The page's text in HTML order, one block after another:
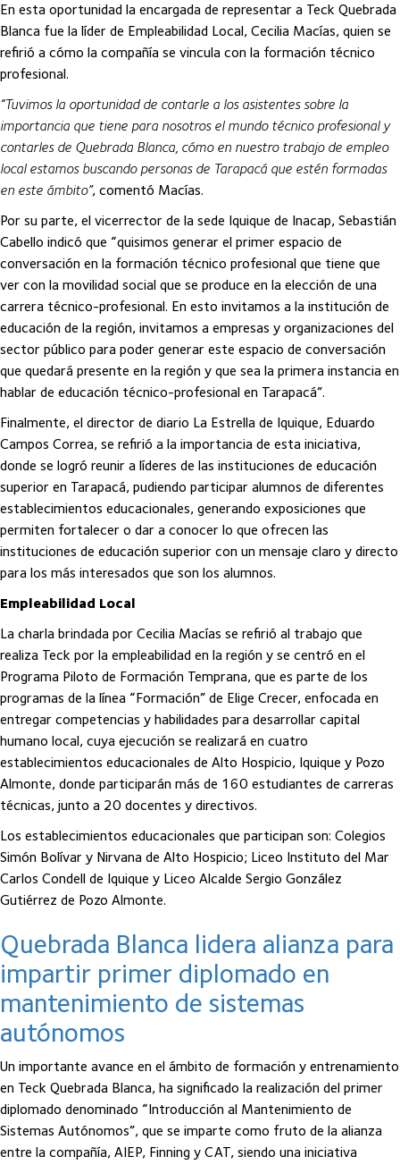
En esta oportunidad la encargada de representar a Teck Quebrada
Blanca fue la líder de Empleabilidad Local, Cecilia Macías, quien se
refirió a cómo la compañía se vincula con la formación técnico
profesional.
“Tuvimos la oportunidad de contarle a los asistentes sobre la
importancia que tiene para nosotros el mundo técnico profesional y
contarles de Quebrada Blanca, cómo en nuestro trabajo de empleo
local estamos buscando personas de Tarapacá que estén formadas
en este ámbito”, comentó Macías.
Por su parte, el vicerrector de la sede Iquique de Inacap, Sebastián
Cabello indicó que “quisimos generar el primer espacio de
conversación en la formación técnico profesional que tiene que
ver con la movilidad social que se produce en la elección de una
carrera técnico-profesional. En esto invitamos a la institución de
educación de la región, invitamos a empresas y organizaciones del
sector público para poder generar este espacio de conversación
que quedará presente en la región y que sea la primera instancia en
hablar de educación técnico-profesional en Tarapacá”.
Finalmente, el director de diario La Estrella de Iquique, Eduardo
Campos Correa, se refirió a la importancia de esta iniciativa,
donde se logró reunir a líderes de las instituciones de educación
superior en Tarapacá, pudiendo participar alumnos de diferentes
establecimientos educacionales, generando exposiciones que
permiten fortalecer o dar a conocer lo que ofrecen las
instituciones de educación superior con un mensaje claro y directo
para los más interesados que son los alumnos.
Empleabilidad Local
La charla brindada por Cecilia Macías se refirió al trabajo que
realiza Teck por la empleabilidad en la región y se centró en el
Programa Piloto de Formación Temprana, que es parte de los
programas de la línea “Formación” de Elige Crecer, enfocada en
entregar competencias y habilidades para desarrollar capital
humano local, cuya ejecución se realizará en cuatro
establecimientos educacionales de Alto Hospicio, Iquique y Pozo
Almonte, donde participarán más de 160 estudiantes de carreras
técnicas, junto a 20 docentes y directivos.
Los establecimientos educacionales que participan son: Colegios
Simón Bolívar y Nirvana de Alto Hospicio; Liceo Instituto del Mar
Carlos Condell de Iquique y Liceo Alcalde Sergio González
Gutiérrez de Pozo Almonte.
Quebrada Blanca lidera alianza para
impartir primer diplomado en
mantenimiento de sistemas
autónomos
Un importante avance en el ámbito de formación y entrenamiento
en Teck Quebrada Blanca, ha significado la realización del primer
diplomado denominado “Introducción al Mantenimiento de
Sistemas Autónomos”, que se imparte como fruto de la alianza
entre la compañía, AIEP, Finning y CAT, siendo una iniciativa